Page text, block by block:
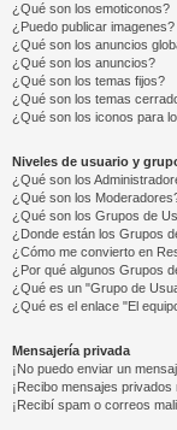
¿Qué son los emoticonos?
¿Puedo publicar imagenes?
¿Qué son los anuncios
¿Qué son los anuncios?
¿Qué son los temas fijos?
¿Qué son los temas
¿Qué son los iconos para
Niveles de usuario y
¿Qué son los
¿Qué son los
¿Qué son los Grupos de
¿Donde están los Grupos
¿Cómo me convierto en
¿Por qué algunos Grupos
¿Qué es un "Grupo de
¿Qué es el enlace "El
Mensajería privada
¡No puedo enviar un
¡Recibo mensajes privados
¡Recibí spam o correos